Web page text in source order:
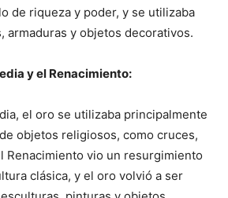
de riqueza y poder, y se utilizaba
armaduras y objetos decorativos.
y el Renacimiento:
el oro se utilizaba principalmente
objetos religiosos, como cruces,
Renacimiento vio un resurgimiento
clásica, y el oro volvió a ser